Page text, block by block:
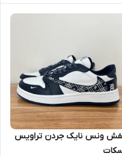
ونس نایک جردن تراویس